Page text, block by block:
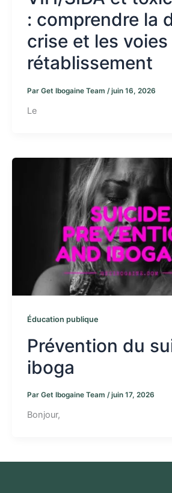
: comprendre la
crise et les voies
rétablissement
Par Get Ibogaine Team /juin 16, 2026
Le
Éducation publique
Prévention du
iboga
Par Get Ibogaine Team /juin 17, 2026
Bonjour,